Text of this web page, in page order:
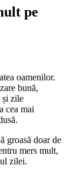
pe
oamenilor.
bună,
și zile
cea mai
groasă doar de
mers mult,
zilei.